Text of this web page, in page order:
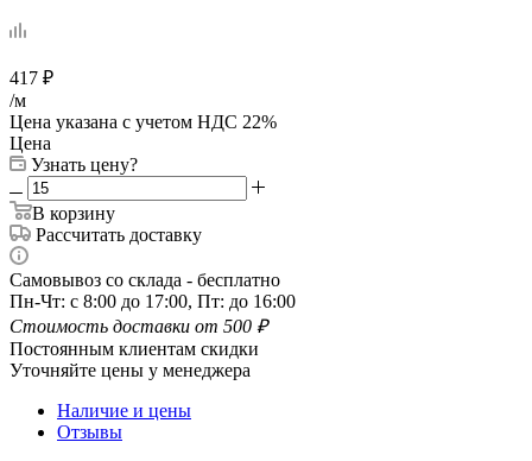
417 ₽
/м
Цена указана с учетом НДС 22%
Цена
Узнать цену?
В корзину
Рассчитать доставку
Самовывоз со склада - бесплатно
Пн-Чт: с 8:00 до 17:00, Пт: до 16:00
Стоимость доставки от 500 ₽
Постоянным клиентам скидки
Уточняйте цены у менеджера
Наличие и цены
Отзывы